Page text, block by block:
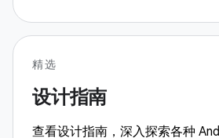
精选
设计指南
查看设计指南，深入探索各种